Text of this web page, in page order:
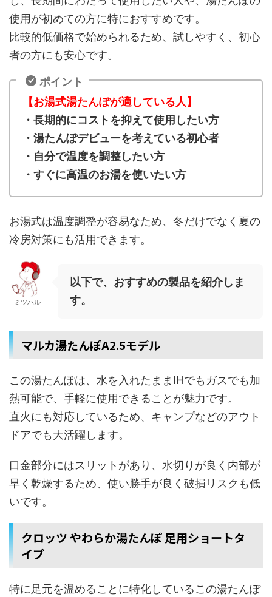
使用が初めての方に特におすすめです。
比較的低価格で始められるため、試しやすく、初心
者の方にも安心です。
ポイント
【お湯式湯たんぽが適している人】
・長期的にコストを抑えて使用したい方
・湯たんぽデビューを考えている初心者
・自分で温度を調整したい方
・すぐに高温のお湯を使いたい方
お湯式は温度調整が容易なため、冬だけでなく夏の
冷房対策にも活用できます。
ミツハル
以下で、おすすめの製品を紹介しま
す。
マルカ湯たんぽA2.5モデル
この湯たんぽは、水を入れたままIHでもガスでも加
熱可能で、手軽に使用できることが魅力です。
直火にも対応しているため、キャンプなどのアウト
ドアでも大活躍します。
口金部分にはスリットがあり、水切りが良く内部が
早く乾燥するため、使い勝手が良く破損リスクも低
いです。
クロッツ やわらか湯たんぽ 足用ショートタ
イプ
特に足元を温めることに特化しているこの湯たんぽ